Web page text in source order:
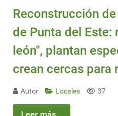
Reconstrucción
de Punta del Este:
león", plantan
crean cercas para
Autor Locales 37